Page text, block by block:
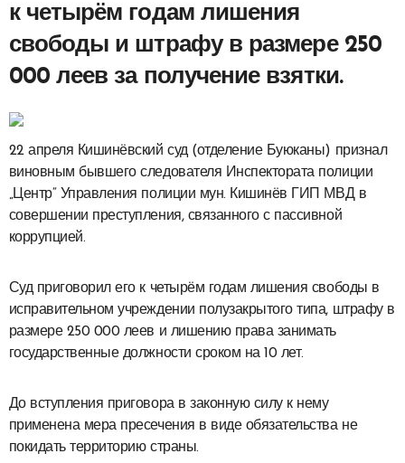
к четырём годам лишения
свободы и штрафу в размере 250
000 леев за получение взятки.
22 апреля Кишинёвский суд (отделение Буюканы) признал
виновным бывшего следователя Инспектората полиции
„Центр“ Управления полиции мун. Кишинёв ГИП МВД в
совершении преступления, связанного с пассивной
коррупцией.
Суд приговорил его к четырём годам лишения свободы в
исправительном учреждении полузакрытого типа, штрафу в
размере 250 000 леев и лишению права занимать
государственные должности сроком на 10 лет.
До вступления приговора в законную силу к нему
применена мера пресечения в виде обязательства не
покидать территорию страны.